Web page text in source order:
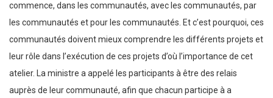
commence, dans les communautés, avec les communautés, par
les communautés et pour les communautés. Et c’est pourquoi, ces
communautés doivent mieux comprendre les différents projets et
leur rôle dans l’exécution de ces projets d’où l’importance de cet
atelier. La ministre a appelé les participants à être des relais
auprès de leur communauté, afin que chacun participe à a